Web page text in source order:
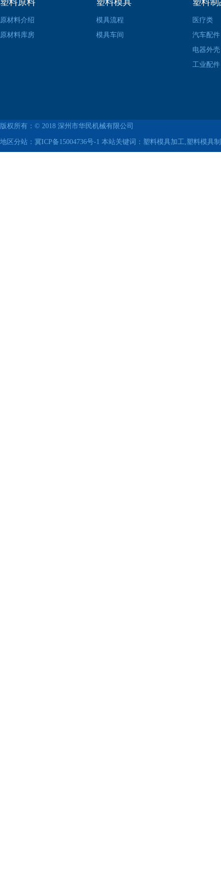
原材料介绍
原材料库房
模具流程
模具车间
医疗类
汽车配件
电器外壳
工业配件
版权所有：© 2018 深州市华民机械有限公司
地区分站： 冀ICP备15004736号-1 本站关键词：塑料模具加工,塑料模具